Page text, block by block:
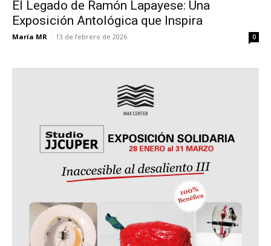
El Legado de Ramón Lapayese: Una
Exposición Antológica que Inspira
María MR - 13 de febrero de 2026 0